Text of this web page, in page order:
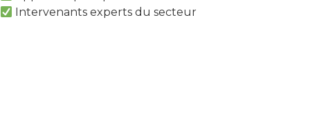
Intervenants experts du secteur